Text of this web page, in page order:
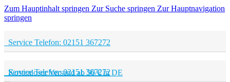
Zum Hauptinhalt springen Zur Suche springen Zur Hauptnavigation
springen
Service Telefon: 02151 367272
Kostenloser Versand ab 50 € in DE
Service Telefon: 02151 367272